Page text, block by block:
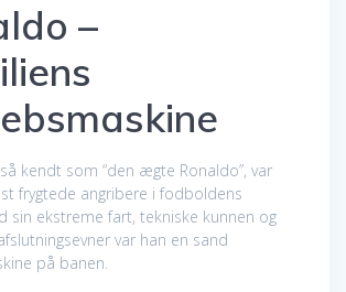
–
kendt som “den ægte Ronaldo”, var
frygtede angribere i fodboldens
sin ekstreme fart, tekniske kunnen og
var han en sand
på banen.